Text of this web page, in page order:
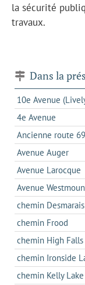
la sécurité
travaux.
Dans la
10e Avenue
4e Avenue
Ancienne route
Avenue Auger
Avenue Larocque
Avenue
chemin Desmarais
chemin Frood
chemin High Falls
chemin Ironside
chemin Kelly Lake